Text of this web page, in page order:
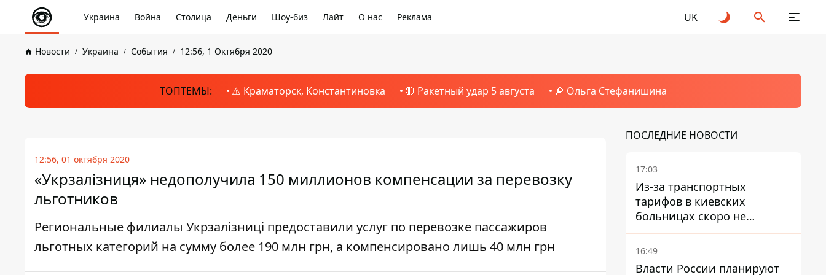
Украина Война Столица Деньги Шоу-биз Лайт О нас Реклама UK
Новости Украина События 12:56, 1 Октября 2020
ТОПТЕМЫ: ⚠️ Краматорск, Константиновка 🔴 Ракетный удар 5 августа 🔎 Ольга Стефанишина
12:56, 01 октября 2020
«Укрзалізниця» недополучила 150 миллионов компенсации за перевозку
льготников
Региональные филиалы Укрзалізниці предоставили услуг по перевозке пассажиров
льготных категорий на сумму более 190 млн грн, а компенсировано лишь 40 млн грн
ПОСЛЕДНИЕ НОВОСТИ
17:03
Из-за транспортных
тарифов в киевских
больницах скоро не
останется медсестер и
санитарок - профессор
16:49
Власти России планируют